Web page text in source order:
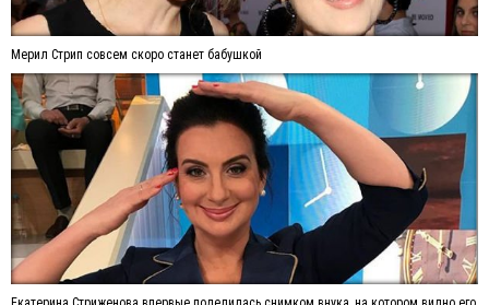
Мерил Стрип совсем скоро станет бабушкой